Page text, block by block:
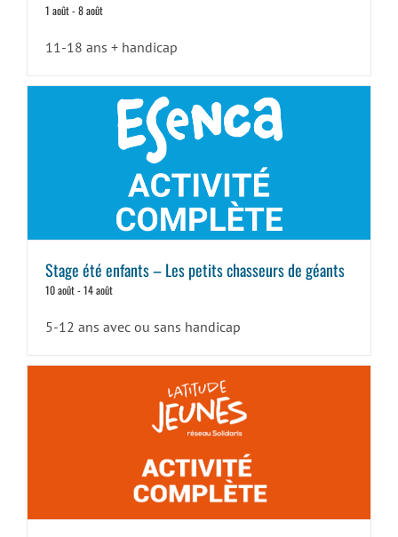
1 août-8 août
11-18 ans + handicap
Stage été enfants – Les petits chasseurs de géants
10 août-14 août
5-12 ans avec ou sans handicap